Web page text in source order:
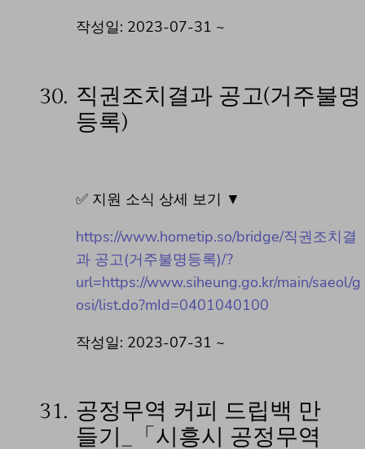
작성일: 2023-07-31 ~
30. 직권조치결과 공고(거주불명
등록)
✅ 지원 소식 상세 보기 ▼
https://www.hometip.so/bridge/직권조치결
과 공고(거주불명등록)/?
url=https://www.siheung.go.kr/main/saeol/g
osi/list.do?mId=0401040100
작성일: 2023-07-31 ~
31. 공정무역 커피 드립백 만
들기_「시흥시 공정무역